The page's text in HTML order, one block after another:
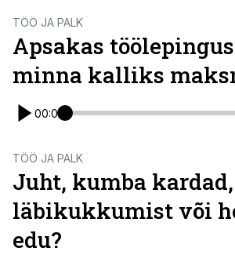
TÖÖ JA PALK
Apsakas
minna kalliks
00:00
TÖÖ JA PALK
Juht, kumba
läbikukkumist või
edu?